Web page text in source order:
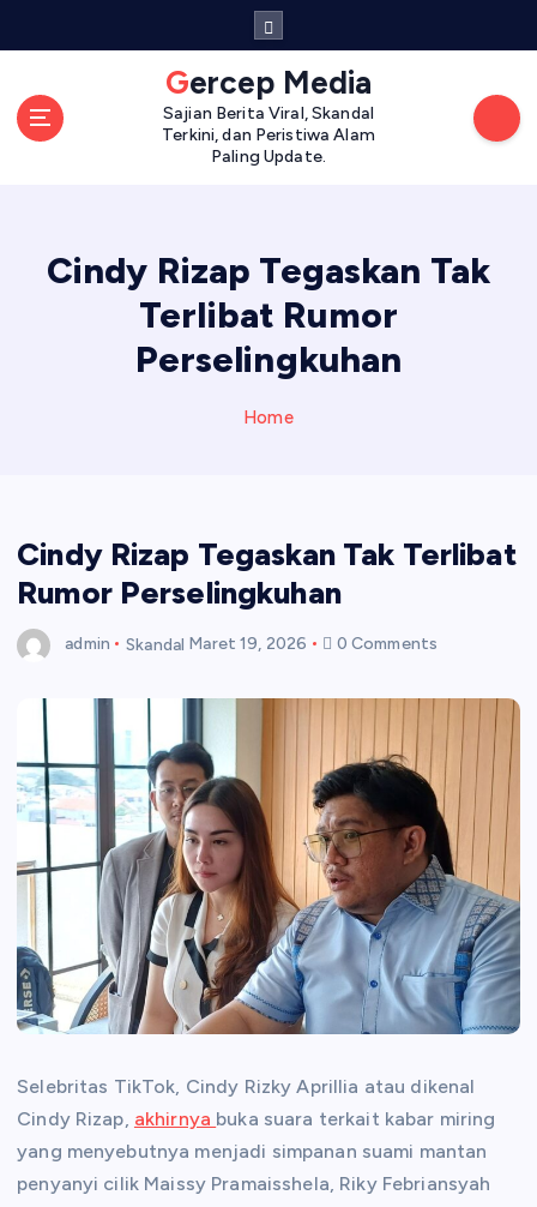
Gercep Media
Sajian Berita Viral, Skandal
Terkini, dan Peristiwa Alam
Paling Update.
Cindy Rizap Tegaskan Tak
Terlibat Rumor
Perselingkuhan
Home
Cindy Rizap Tegaskan Tak Terlibat
Rumor Perselingkuhan
admin Skandal Maret 19, 2026 0 Comments
Selebritas TikTok, Cindy Rizky Aprillia atau dikenal
Cindy Rizap, akhirnya buka suara terkait kabar miring
yang menyebutnya menjadi simpanan suami mantan
penyanyi cilik Maissy Pramaisshela, Riky Febriansyah